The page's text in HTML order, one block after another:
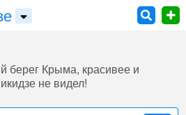
берег Крыма, красивее и
не видел!